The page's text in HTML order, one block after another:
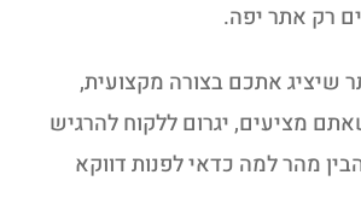
רק אתר יפה.
אתכם בצורה מקצועית,
מציעים, יגרום ללקוח להרגיש
מהר למה כדאי לפנות דווקא